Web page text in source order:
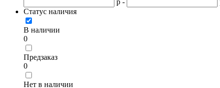
р -
Статус наличия
В наличии
0
Предзаказ
0
Нет в наличии